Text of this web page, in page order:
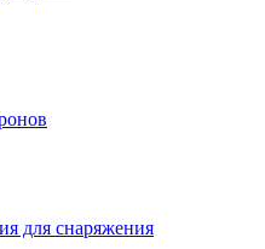
для снаряжения